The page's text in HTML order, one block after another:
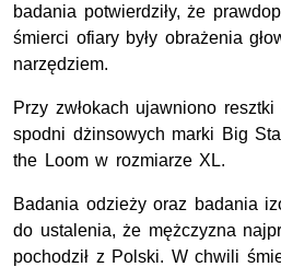
badania potwierdziły, że
śmierci ofiary były obrażenia
narzędziem.
Przy zwłokach ujawniono
spodni dżinsowych marki Big
the Loomw rozmiarze XL.
Badania odzieży oraz badania
do ustalenia, że mężczyzna
pochodził z Polski. W chwili